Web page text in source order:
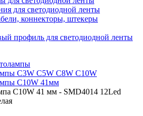
для светодиодной ленты
коннекторы, штекеры
профиль для светодиодной ленты
C3W C5W C8W C10W
C10W 41мм
C10W 41 мм - SMD4014 12Led